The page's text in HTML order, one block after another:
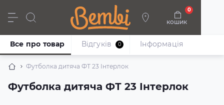
кошик
0
Дівчата Хлопці Немовлята Взуття
Футболка дитяча ФТ 23 Інтерлок
Футболка дитяча ФТ 23 Інтерлок
Все про товар Відгуків 0 Iнформація